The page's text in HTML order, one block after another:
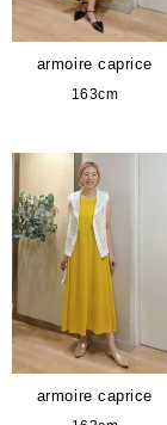
armoire caprice
163cm
armoire caprice